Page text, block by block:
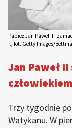
Papież Jan Pawel II i
r., fot. Getty Images/
Jan Paweł
Trzy tygodnie
Watykanu. W